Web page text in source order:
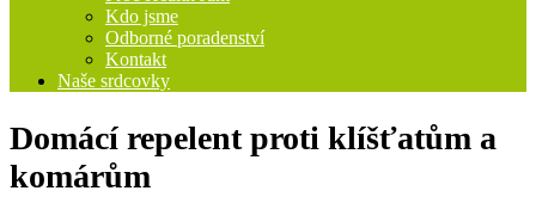
Kdo jsme
Odborné poradenství
Kontakt
Naše srdcovky
Domácí repelent proti klíšťatům a
komárům